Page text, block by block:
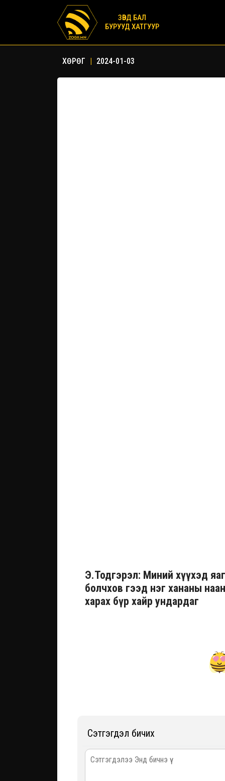
ЗӨВД БАЛ
БУРУУД ХАТГУУР
ХӨРӨГ | 2024-01-03
Э.Тодгэрэл: Миний хүүхэд
болчхов гээд нэг хананы
харах бүр хайр ундардаг
Сэтгэгдэл бичих